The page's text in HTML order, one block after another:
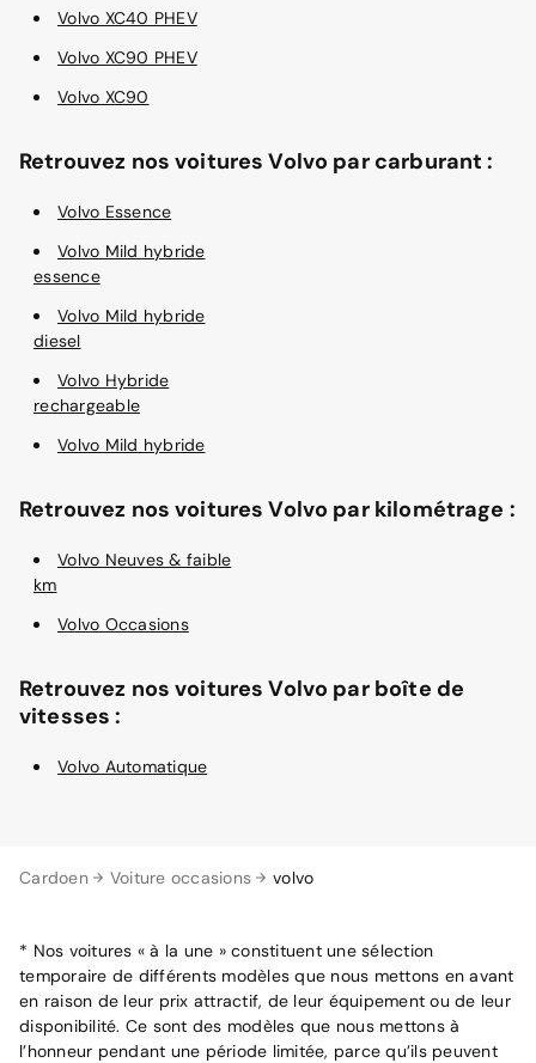
Cardoen Voiture occasions volvo
Volvo XC40 PHEV
Volvo XC90 PHEV
Volvo XC90
Retrouvez nos voitures Volvo par carburant :
Volvo Essence
Volvo Mild hybride
essence
Volvo Mild hybride
diesel
Volvo Hybride
rechargeable
Volvo Mild hybride
Retrouvez nos voitures Volvo par kilométrage :
Volvo Neuves & faible
km
Volvo Occasions
Retrouvez nos voitures Volvo par boîte de
vitesses :
Volvo Automatique
* Nos voitures « à la une » constituent une sélection
temporaire de différents modèles que nous mettons en avant
en raison de leur prix attractif, de leur équipement ou de leur
disponibilité. Ce sont des modèles que nous mettons à
l’honneur pendant une période limitée, parce qu’ils peuvent